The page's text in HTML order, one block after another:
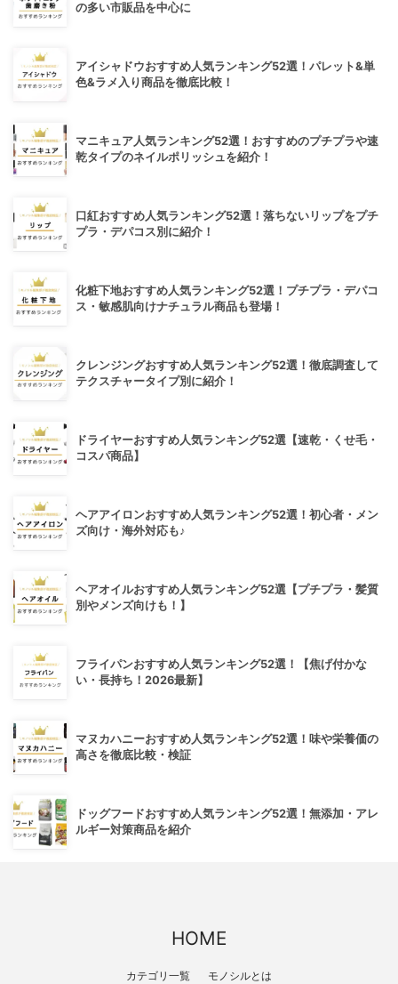
の多い市販品を中心に
アイシャドウおすすめ人気ランキング52選！パレット&単
色&ラメ入り商品を徹底比較！
マニキュア人気ランキング52選！おすすめのプチプラや速
乾タイプのネイルポリッシュを紹介！
口紅おすすめ人気ランキング52選！落ちないリップをプチ
プラ・デパコス別に紹介！
化粧下地おすすめ人気ランキング52選！プチプラ・デパコ
ス・敏感肌向けナチュラル商品も登場！
クレンジングおすすめ人気ランキング52選！徹底調査して
テクスチャータイプ別に紹介！
ドライヤーおすすめ人気ランキング52選【速乾・くせ毛・
コスパ商品】
ヘアアイロンおすすめ人気ランキング52選！初心者・メン
ズ向け・海外対応も♪
ヘアオイルおすすめ人気ランキング52選【プチプラ・髪質
別やメンズ向けも！】
フライパンおすすめ人気ランキング52選！【焦げ付かな
い・長持ち！2026最新】
マヌカハニーおすすめ人気ランキング52選！味や栄養価の
高さを徹底比較・検証
ドッグフードおすすめ人気ランキング52選！無添加・アレ
ルギー対策商品を紹介
HOME
カテゴリ一覧 モノシルとは